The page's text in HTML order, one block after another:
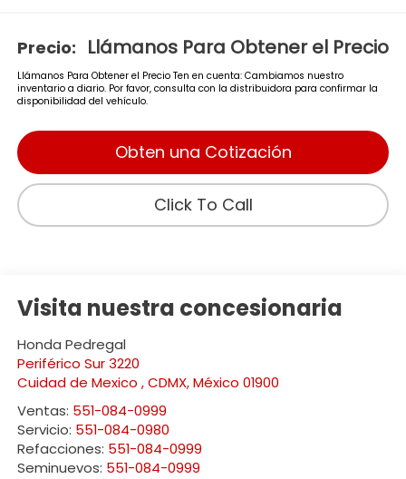
Precio: Llámanos Para Obtener el Precio
Llámanos Para Obtener el Precio Ten en cuenta: Cambiamos nuestro
inventario a diario. Por favor, consulta con la distribuidora para confirmar la
disponibilidad del vehículo.
Obten una Cotización
Click To Call
Visita nuestra concesionaria
Honda Pedregal
Periférico Sur 3220
Cuidad de Mexico ,CDMX, México 01900
Ventas: 551-084-0999
Servicio: 551-084-0980
Refacciones: 551-084-0999
Seminuevos: 551-084-0999